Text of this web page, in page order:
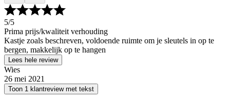
5/5
Prima prijs/kwaliteit verhouding
Kastje zoals beschreven, voldoende ruimte om je sleutels in op te
bergen, makkelijk op te hangen
Lees hele review
Wies
26 mei 2021
Toon 1 klantreview met tekst